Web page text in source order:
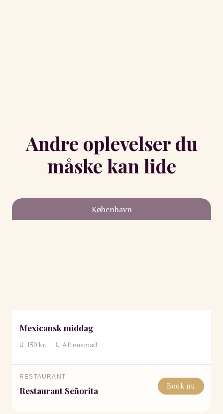
Andre oplevelser du
måske kan lide
København
Mexicansk middag
150kr. Aftensmad
RESTAURANT
Restaurant Señorita Book nu